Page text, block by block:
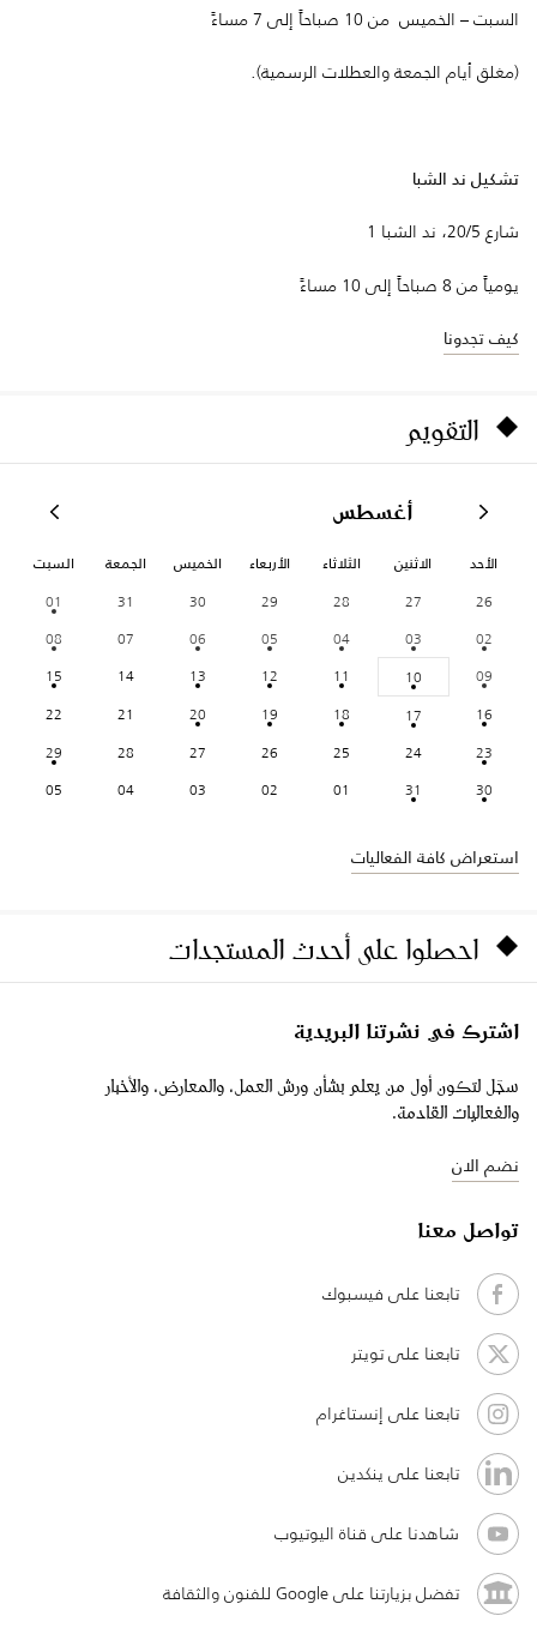
السبت – الخميس من 10 صباحاً إلى 7 مساءً
(مغلق أيام الجمعة والعطلات الرسمية).
تشكيل ند الشبا
شارع 20/5، ند الشبا 1
يومياً من 8 صباحاً إلى 10 مساءً
كيف تجدونا
التقويم
أغسطس
الأحد الاثنين الثلاثاء الأربعاء الخميس الجمعة السبت
26
27
28
29
30
31
01
02
03
04
05
06
07
08
09
10
11
12
13
14
15
16
17
18
19
20
21
22
23
24
25
26
27
28
29
30
31
01
02
03
04
05
استعراض كافة الفعاليات
احصلوا على أحدث المستجدات
اشترك في نشرتنا البريدية
سجّل لتكون أول من يعلم بشأن ورش العمل، والمعارض، والأخبار
والفعاليات القادمة.
نضم الان
تواصل معنا
تابعنا على فيسبوك
تابعنا على تويتر
تابعنا على إنستاغرام
تابعنا على ينكدين
شاهدنا على قناة اليوتيوب
تفضل بزيارتنا على Google للفنون والثقافة